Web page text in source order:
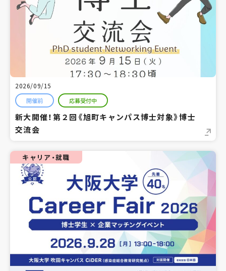
2026/09/15
開催前 応募受付中
新大開催！第２回《旭町キャンパス博士対象》博士
交流会
キャリア・就職